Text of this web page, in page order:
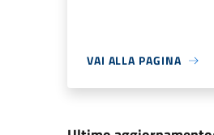
VAI ALLA PAGINA